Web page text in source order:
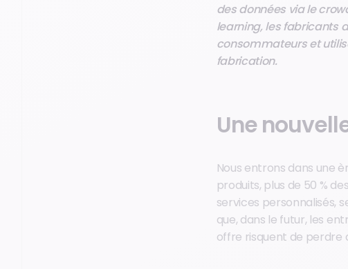
des données via le
learning, les fabricants
consommateurs et
fabrication.
Une
Nous entrons dans une
produits, plus de 50 %
services personnalisés,
que, dans le futur, les
offre risquent de perdre